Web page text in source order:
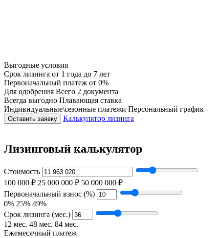
Выгодные условия
Срок лизинга от 1 года до 7 лет
Первоначальный платеж от 0%
Для одобрения Всего 2 документа
Всегда выгодно Плавающая ставка
Индивидуальные\сезонные платежи Персональный график
Оставить заявку Калькулятор лизинга
Лизинговый калькулятор
Стоимость
100 000 ₽ 25 000 000 ₽ 50 000 000 ₽
Первоначальный взнос (%)
0% 25% 49%
Срок лизинга (мес.)
12 мес. 48 мес. 84 мес.
Ежемесячный платеж